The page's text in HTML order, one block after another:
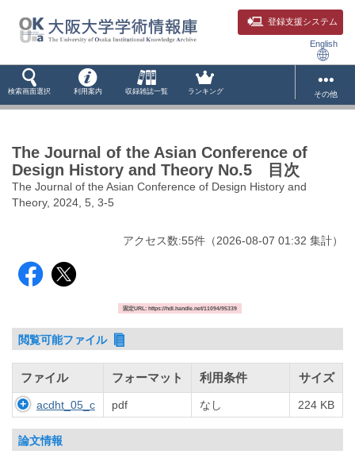
登録支援システム
English
検索画面選択 利用案内 収録雑誌一覧 ランキング その他
The Journal of the Asian Conference of
Design History and Theory No.5 目次
The Journal of the Asian Conference of Design History and
Theory, 2024, 5, 3-5
アクセス数:55件 （2026-08-07 01:32 集計）
固定URL: https://hdl.handle.net/11094/95339
閲覧可能ファイル
ファイル フォーマット 利用条件 サイズ
acdht_05_c pdf なし 224 KB
論文情報